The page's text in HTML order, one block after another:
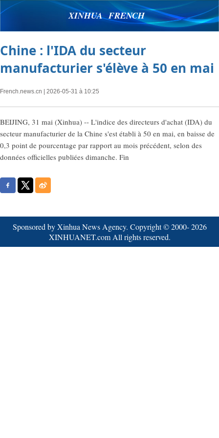
XINHUA FRENCH
Chine : l'IDA du secteur
manufacturier s'élève à 50 en mai
French.news.cn | 2026-05-31 à 10:25
BEIJING, 31 mai (Xinhua) -- L'indice des directeurs d'achat (IDA) du
secteur manufacturier de la Chine s'est établi à 50 en mai, en baisse de
0,3 point de pourcentage par rapport au mois précédent, selon des
données officielles publiées dimanche. Fin
Sponsored by Xinhua News Agency. Copyright © 2000-2026
XINHUANET.com All rights reserved.